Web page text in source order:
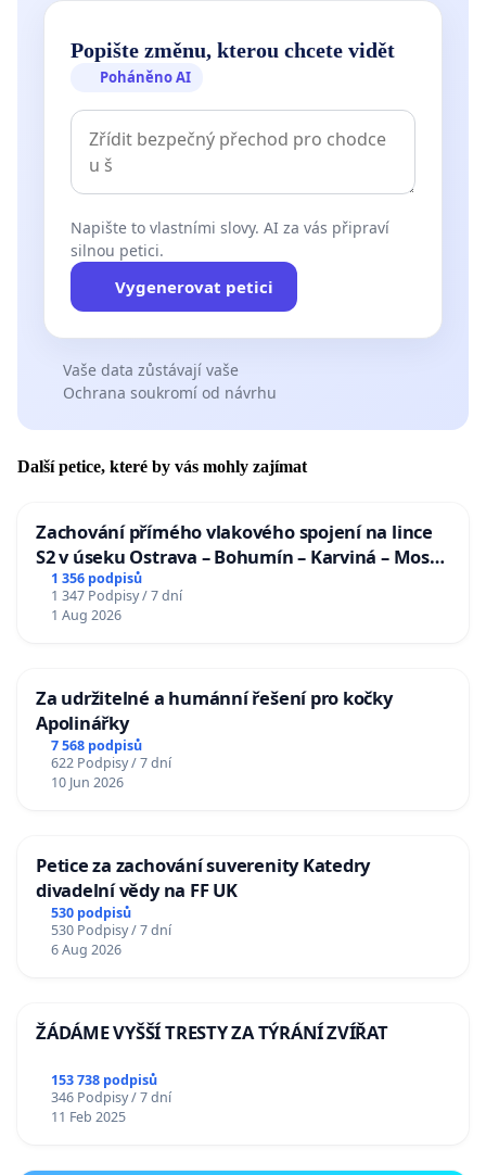
Popište změnu, kterou chcete vidět
Poháněno AI
Napište to vlastními slovy. AI za vás připraví
silnou petici.
Vygenerovat petici
Vaše data zůstávají vaše
Ochrana soukromí od návrhu
Další petice, které by vás mohly zajímat
Zachování přímého vlakového spojení na lince
S2 v úseku Ostrava – Bohumín – Karviná – Mosty
u Jablunkova
1 356 podpisů
1 347 Podpisy / 7 dní
1 Aug 2026
Za udržitelné a humánní řešení pro kočky
Apolinářky
7 568 podpisů
622 Podpisy / 7 dní
10 Jun 2026
Petice za zachování suverenity Katedry
divadelní vědy na FF UK
530 podpisů
530 Podpisy / 7 dní
6 Aug 2026
ŽÁDÁME VYŠŠÍ TRESTY ZA TÝRÁNÍ ZVÍŘAT
153 738 podpisů
346 Podpisy / 7 dní
11 Feb 2025